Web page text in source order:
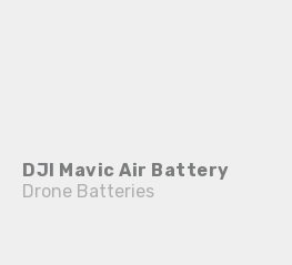
DJI Mavic Air Battery
Drone Batteries